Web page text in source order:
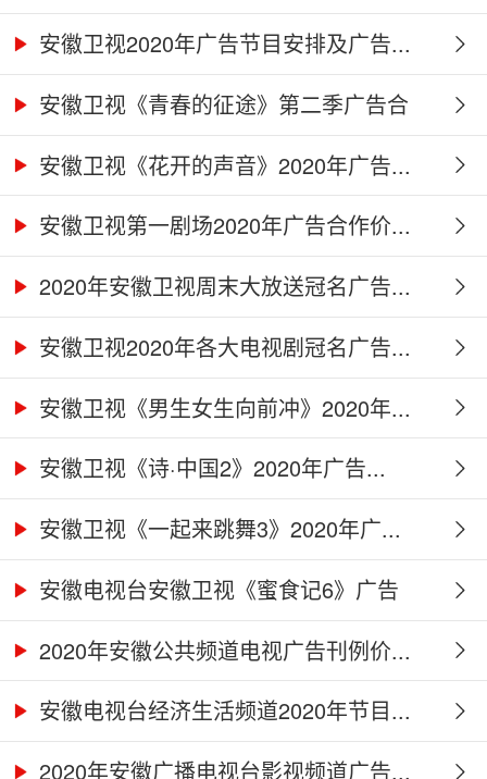
安徽卫视2020年广告节目安排及广告...
安徽卫视《青春的征途》第二季广告合
作...安徽卫视《花开的声音》2020年广告...
安徽卫视第一剧场2020年广告合作价...
2020年安徽卫视周末大放送冠名广告...
安徽卫视2020年各大电视剧冠名广告...
安徽卫视《男生女生向前冲》2020年...
安徽卫视《诗·中国2》2020年广告...
安徽卫视《一起来跳舞3》2020年广...
安徽电视台安徽卫视《蜜食记6》广告
合...2020年安徽公共频道电视广告刊例价...
安徽电视台经济生活频道2020年节目...
2020年安徽广播电视台影视频道广告...